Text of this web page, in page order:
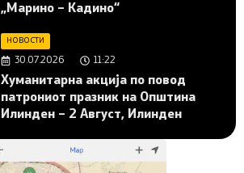
„Марино – Кадино“
НОВОСТИ
30.07.2026 11:22
Хуманитарна акција по повод
патрониот празник на Општина
Илинден – 2 Август, Илинден